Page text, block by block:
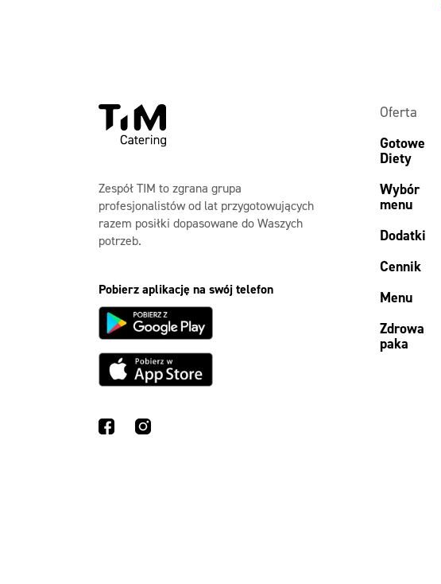
Zespół TIM to zgrana grupa
profesjonalistów od lat przygotowujących
razem posiłki dopasowane do Waszych
potrzeb.
Pobierz aplikację na swój telefon
Oferta
Gotowe
Diety
Wybór
menu
Dodatki
Cennik
Menu
Zdrowa
paka